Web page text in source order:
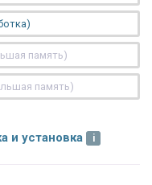
память)
память)
и установка